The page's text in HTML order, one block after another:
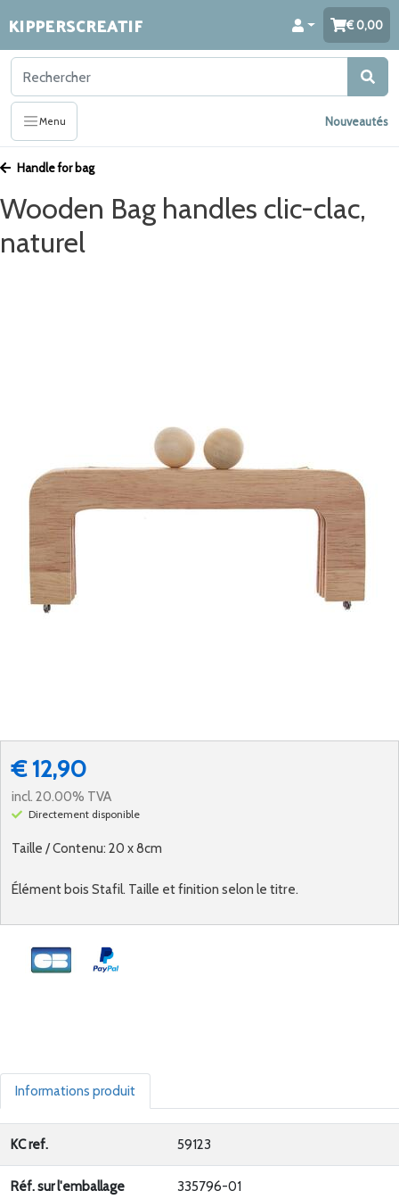
KIPPERSCREATIF 0,00
Menu Nouveautés
Handle for bag
Wooden Bag handles clic-clac,
naturel
Taille / Contenu: 20 x 8cm
€ 12,90
incl. 20.00% TVA
Directement disponible
Élément bois Stafil. Taille et finition selon le titre.
Informations produit
KC ref. 59123
Réf. sur l'emballage 335796-01